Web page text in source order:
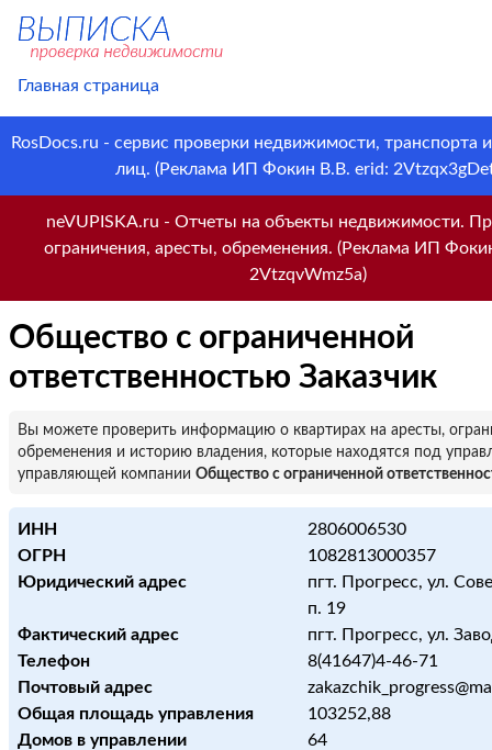
Главная страница
RosDocs.ru - сервис проверки недвижимости, транспорта
лиц. (Реклама ИП Фокин В.В. erid:
neVUPISKA.ru - Отчеты на объекты недвижимости.
ограничения, аресты, обременения. (Реклама ИП
2VtzqvWmz5a)
Общество с ограниченной
ответственностью Заказчик
Вы можете проверить информацию о квартирах на аресты,
обременения и историю владения, которые находятся под
управляющей компании Общество с ограниченной
ИНН
2806006530
ОГРН
1082813000357
Юридический адрес
пгт. Прогресс, ул.
п. 19
Фактический адрес
пгт. Прогресс, ул.
Телефон
8(41647)4-46-71
Почтовый адрес
Общая площадь управления
103252,88
Домов в управлении
64